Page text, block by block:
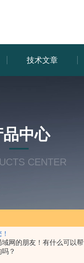
域网的朋友！有什么可以帮
？
技术文章
品中心
CENTER